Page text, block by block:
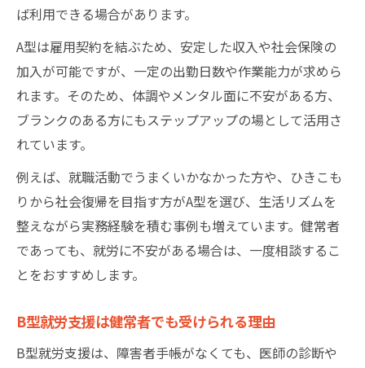
ば利用できる場合があります。
A型は雇用契約を結ぶため、安定した収入や社会保険の
加入が可能ですが、一定の出勤日数や作業能力が求めら
れます。そのため、体調やメンタル面に不安がある方、
ブランクのある方にもステップアップの場として活用さ
れています。
例えば、就職活動でうまくいかなかった方や、ひきこも
りから社会復帰を目指す方がA型を選び、生活リズムを
整えながら実務経験を積む事例も増えています。健常者
であっても、就労に不安がある場合は、一度相談するこ
とをおすすめします。
B型就労支援は健常者でも受けられる理由
B型就労支援は、障害者手帳がなくても、医師の診断や